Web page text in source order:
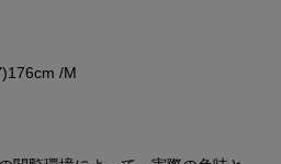
/M